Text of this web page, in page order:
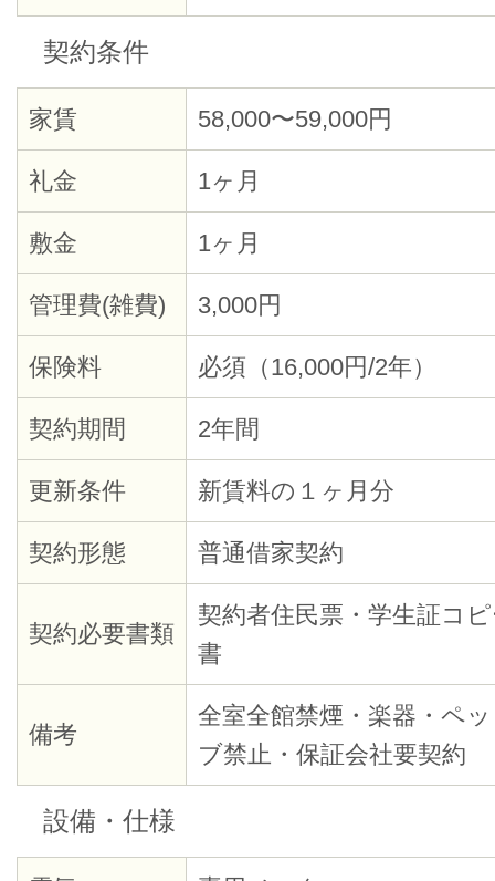
契約条件
家賃 58,000〜59,000円
礼金 1ヶ月
敷金 1ヶ月
管理費(雑費) 3,000円
保険料 必須（16,000円/2年）
契約期間 2年間
更新条件 新賃料の１ヶ月分
契約形態 普通借家契約
契約必要書類
契約者住民票・学生証コ
書
備考
全室全館禁煙・楽器・ペ
ブ禁止・保証会社要契約
設備・仕様